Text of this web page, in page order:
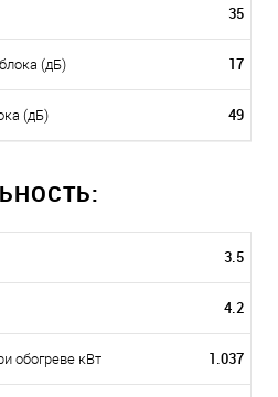
35
(дБ) 17
(дБ) 49
3.5
4.2
обогреве кВт 1.037